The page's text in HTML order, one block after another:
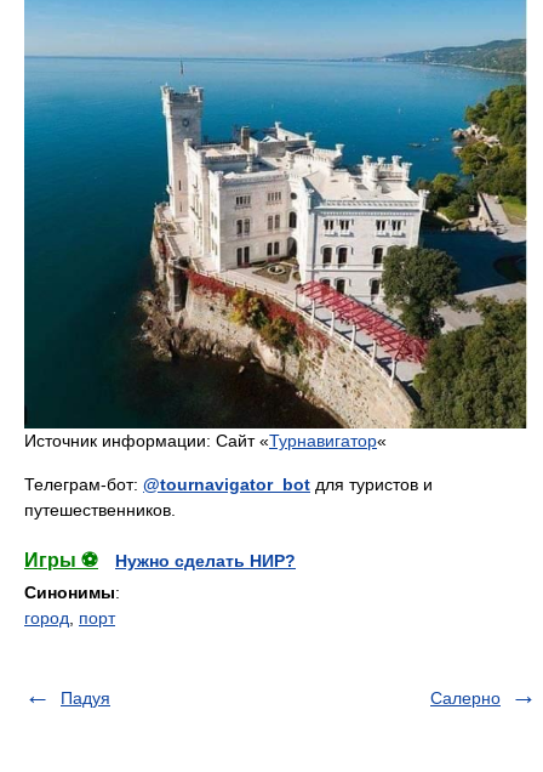
Источник информации: Сайт «Турнавигатор«
Телеграм-бот: @tournavigator_bot для туристов и
путешественников.
Игры ⚽
Нужно сделать НИР?
Синонимы:
город
порт
Падуя Салерно